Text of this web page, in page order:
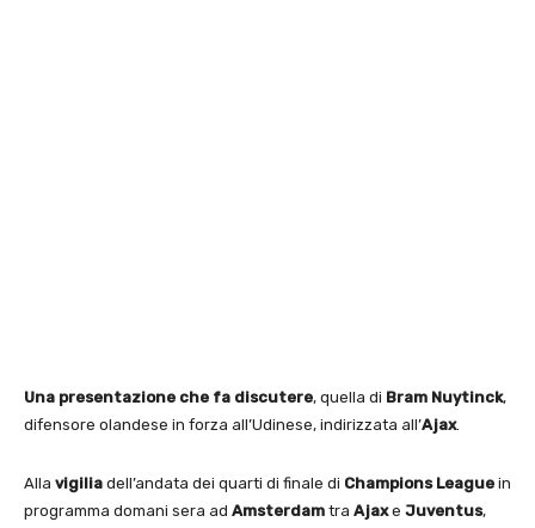
Una presentazione che fa discutere, quella di Bram Nuytinck,
difensore olandese in forza all’Udinese, indirizzata all’Ajax.
Alla vigilia dell’andata dei quarti di finale di Champions League in
programma domani sera ad Amsterdam tra Ajaxe Juventus,